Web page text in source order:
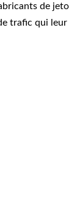
de
trafic qui